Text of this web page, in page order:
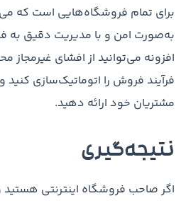
برای تمام فروشگاه‌هایی است که
به‌صورت امن و با مدیریت دقیق به
افزونه می‌توانید از افشای غیرمجاز
فرآیند فروش را اتوماتیک‌سازی کنید
مشتریان خود ارائه دهید.
نتیجه‌گیری
اگر صاحب فروشگاه اینترنتی